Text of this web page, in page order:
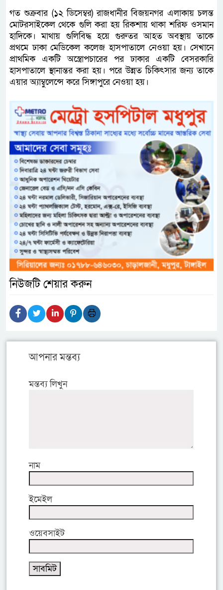
গত শুক্রবার (১২ ডিসেম্বর) রাজধানীর বিজয়নগর এলাকায় চলন্ত
মোটরসাইকেল থেকে গুলি করা হয় রিকশায় থাকা শরিফ ওসমান
হাদিকে। মাথায় গুলিবিদ্ধ হয়ে গুরুতর আহত অবস্থায় তাকে
প্রথমে ঢাকা মেডিকেল কলেজ হাসপাতালে নেওয়া হয়। সেখানে
প্রাথমিক একটি অস্ত্রোপচারের পর ঢাকার একটি বেসরকারি
হাসপাতালে স্থানান্তর করা হয়। পরে উন্নত চিকিৎসার জন্য তাকে
এয়ার অ্যাম্বুলেন্সে করে সিঙ্গাপুরে নেওয়া হয়।
নিউজটি শেয়ার করুন
আপনার মন্তব্য
মন্তব্য লিখুন
নাম
ইমেইল
ওয়েবসাইট